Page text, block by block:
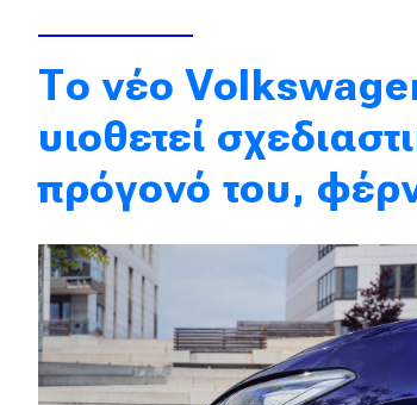
Δοκιμή
Αποστολή
Συγκρίνουμε
Αγώνες
Formula 1
WRC
Το νέο
υιοθετεί
πρόγονό του,